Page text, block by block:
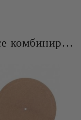
Продукта е подобен или се комбинира добре и със следните продукти :